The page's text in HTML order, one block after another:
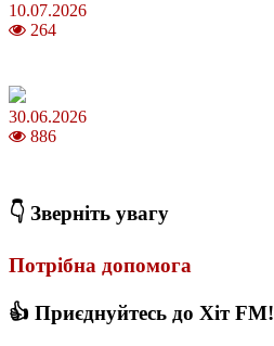
10.07.2026
264
30.06.2026
886
👇 Зверніть увагу
Потрібна допомога
👍 Приєднуйтесь до Хіт FM!